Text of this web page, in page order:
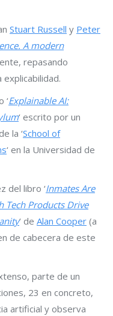
Stuart Russell y Peter
A modern
repasando
‘Explainable AI:
‘ escrito por un
de la ‘School of
‘ en la Universidad de
del libro ‘Inmates Are
Tech Products Drive
‘ de Alan Cooper (a
de cabecera de este
parte de un
23 en concreto,
artificial y observa